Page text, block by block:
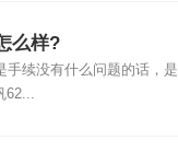
么样?
手续没有什么问题的话，是
62...